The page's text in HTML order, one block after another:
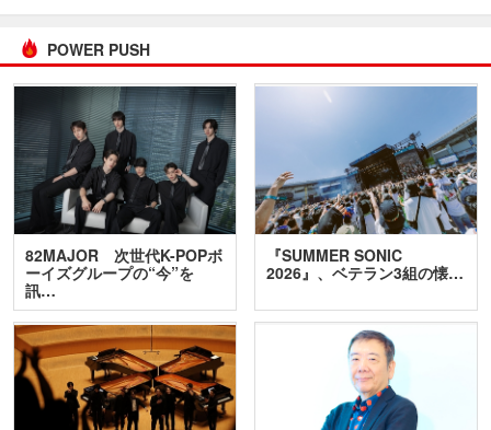
POWER PUSH
82MAJOR 次世代K-POPボ
ーイズグループの“今”を
訊…
『SUMMER SONIC
2026』、ベテラン3組の懐…